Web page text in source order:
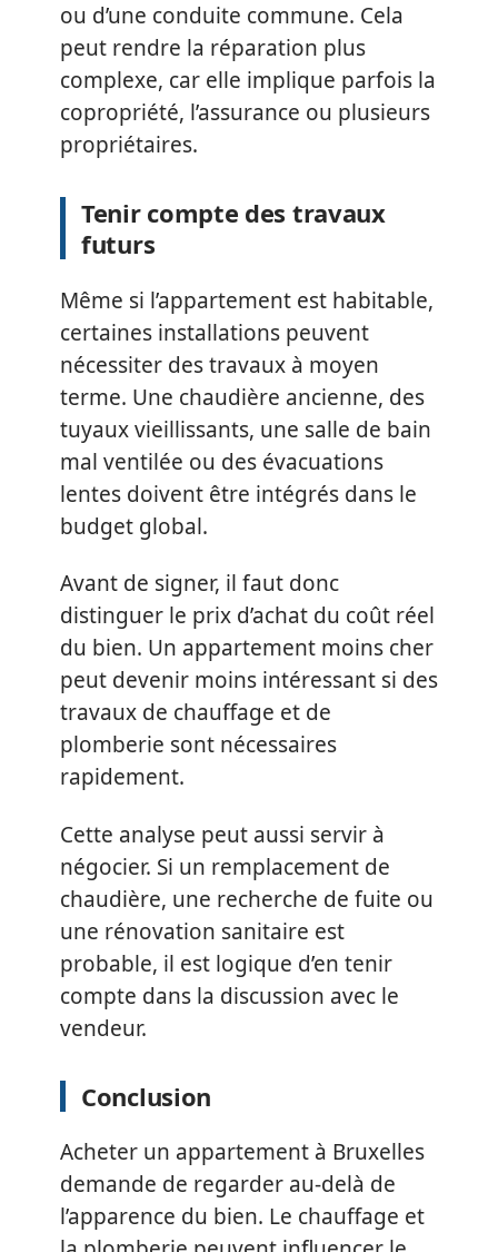
ou d’une conduite commune. Cela
peut rendre la réparation plus
complexe, car elle implique parfois la
copropriété, l’assurance ou plusieurs
propriétaires.
Tenir compte des travaux
futurs
Même si l’appartement est habitable,
certaines installations peuvent
nécessiter des travaux à moyen
terme. Une chaudière ancienne, des
tuyaux vieillissants, une salle de bain
mal ventilée ou des évacuations
lentes doivent être intégrés dans le
budget global.
Avant de signer, il faut donc
distinguer le prix d’achat du coût réel
du bien. Un appartement moins cher
peut devenir moins intéressant si des
travaux de chauffage et de
plomberie sont nécessaires
rapidement.
Cette analyse peut aussi servir à
négocier. Si un remplacement de
chaudière, une recherche de fuite ou
une rénovation sanitaire est
probable, il est logique d’en tenir
compte dans la discussion avec le
vendeur.
Conclusion
Acheter un appartement à Bruxelles
demande de regarder au-delà de
l’apparence du bien. Le chauffage et